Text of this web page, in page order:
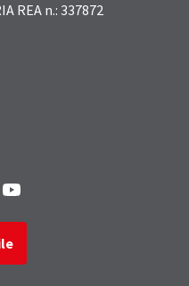
REA n.: 337872